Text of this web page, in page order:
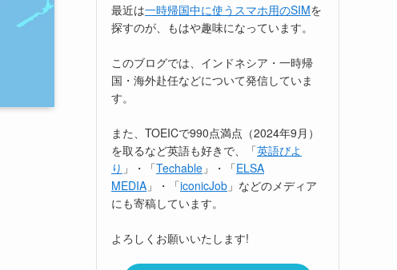
最近は一時帰国中に使うスマホ用のSIMを
探すのが、もはや趣味になっています。
このブログでは、インドネシア・一時帰
国・海外赴任などについて発信していま
す。
また、TOEICで990点満点（2024年9月）
を取るなど英語も好きで、「英語びよ
り 」・「Techable 」・「ELSA
MEDIA 」・「iconicJob 」などのメディア
にも寄稿しています。
よろしくお願いいたします!